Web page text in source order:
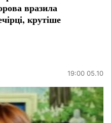
вразила
крутіше
19:00 05.10